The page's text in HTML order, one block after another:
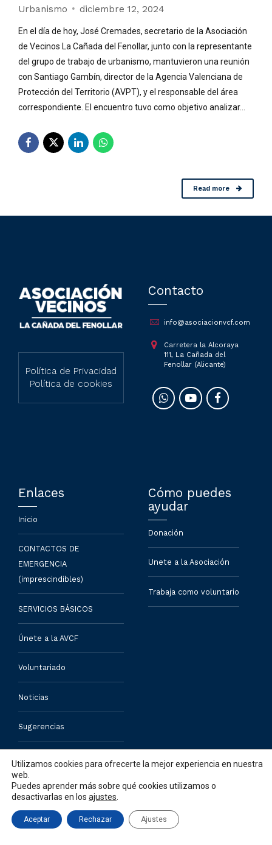
Urbanismo diciembre 12, 2024
En el día de hoy, José Cremades, secretario de la Asociación
de Vecinos La Cañada del Fenollar, junto con la representante
del grupo de trabajo de urbanismo, mantuvieron una reunión
con Santiago Gambín, director de la Agencia Valenciana de
Protección del Territorio (AVPT), y el responsable del área
correspondiente. El encuentro tuvo como objetivo analizar...
Read more
Política de Privacidad
Política de cookies
Contacto
info@asociacionvcf.com
Carretera la Alcoraya
111, La Cañada del
Fenollar (Alicante)
Enlaces
Inicio
CONTACTOS DE
EMERGENCIA
(imprescindibles)
SERVICIOS BÁSICOS
Únete a la AVCF
Voluntariado
Noticias
Sugerencias
Cómo puedes
ayudar
Donación
Unete a la Asociación
Trabaja como voluntario
Utilizamos cookies para ofrecerte la mejor experiencia en nuestra
web.
Puedes aprender más sobre qué cookies utilizamos o
desactivarlas en los ajustes
Aceptar Rechazar Ajustes